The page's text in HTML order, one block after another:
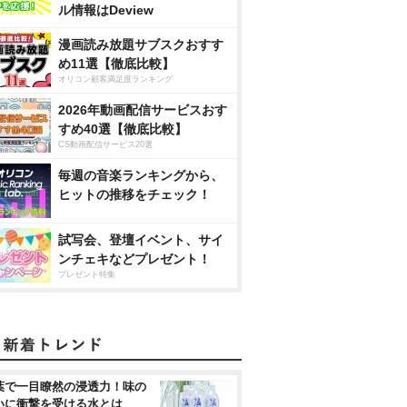
ル情報はDeview
漫画読み放題サブスクおすす
め11選【徹底比較】
オリコン顧客満足度ランキング
2026年動画配信サービスおす
すめ40選【徹底比較】
CS動画配信サービス20選
毎週の音楽ランキングから、
ヒットの推移をチェック！
試写会、登壇イベント、サイ
ンチェキなどプレゼント！
プレゼント特集
で一目瞭然の浸透力！味の
に衝撃を受ける水とは